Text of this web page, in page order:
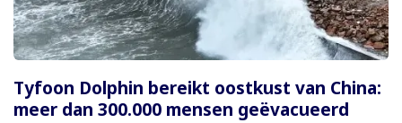
Tyfoon Dolphin bereikt oostkust van China:
meer dan 300.000 mensen geëvacueerd